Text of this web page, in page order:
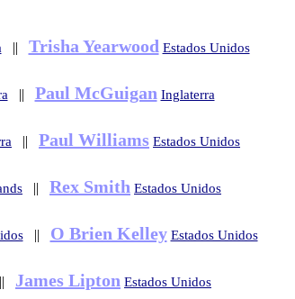
|| Trisha Yearwood Estados Unidos
|| Paul McGuigan Inglaterra
|| Paul Williams Estados Unidos
|| Rex Smith Estados Unidos
|| O Brien Kelley Estados Unidos
James Lipton Estados Unidos